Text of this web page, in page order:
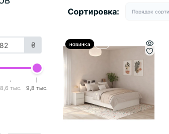
₴
8,6 тыс. 9,8 тыс.
Сортировка:
новинка